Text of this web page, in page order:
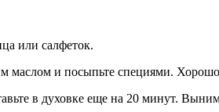
или салфеток.
и посыпьте специями.
в духовке еще на 20 минут.